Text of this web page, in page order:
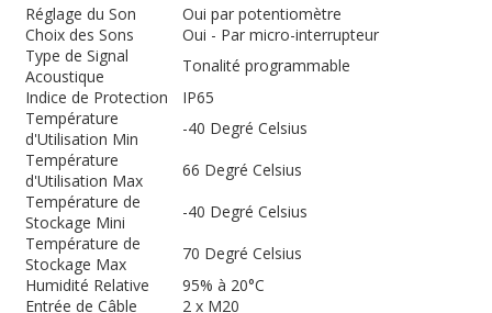
Réglage du Son
Oui par potentiomètre
Choix des Sons
Oui - Par micro-interrupteur
Type de Signal
Acoustique
Tonalité programmable
Indice de Protection
IP65
Température
d'Utilisation Min
-40 Degré Celsius
Température
d'Utilisation Max
66 Degré Celsius
Température de
Stockage Mini
-40 Degré Celsius
Température de
Stockage Max
70 Degré Celsius
Humidité Relative
95% à 20°C
Entrée de Câble
2 x M20